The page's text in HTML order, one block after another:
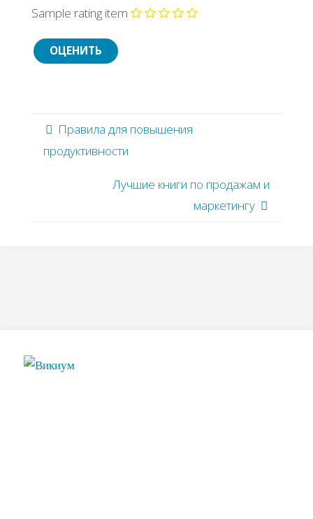
Sample rating item
Правила для повышения
продуктивности
Лучшие книги по продажам и
маркетингу